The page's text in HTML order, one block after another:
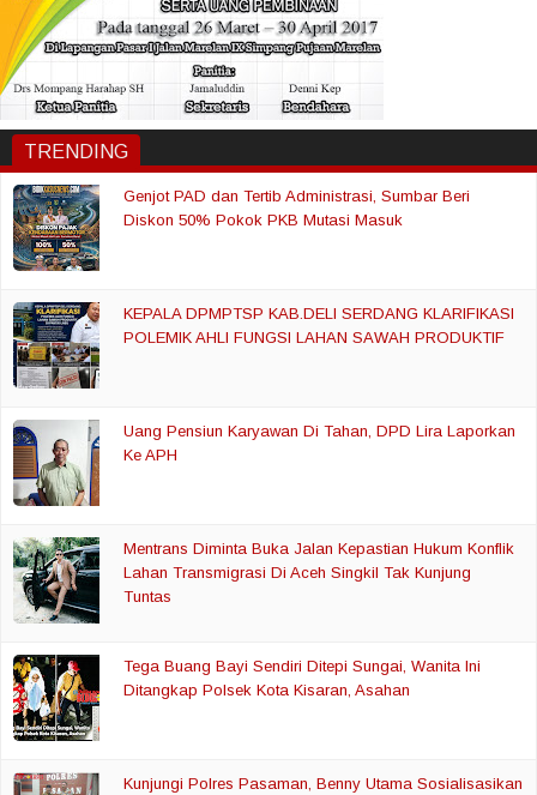
TRENDING
Genjot PAD dan Tertib Administrasi, Sumbar Beri
Diskon 50% Pokok PKB Mutasi Masuk
KEPALA DPMPTSP KAB.DELI SERDANG KLARIFIKASI
POLEMIK AHLI FUNGSI LAHAN SAWAH PRODUKTIF
Uang Pensiun Karyawan Di Tahan, DPD Lira Laporkan
Ke APH
Mentrans Diminta Buka Jalan Kepastian Hukum Konflik
Lahan Transmigrasi Di Aceh Singkil Tak Kunjung
Tuntas
Tega Buang Bayi Sendiri Ditepi Sungai, Wanita Ini
Ditangkap Polsek Kota Kisaran, Asahan
Kunjungi Polres Pasaman, Benny Utama Sosialisasikan